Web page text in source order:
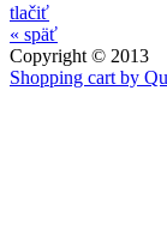
tlačiť
« späť
Copyright © 2013
Shopping cart by